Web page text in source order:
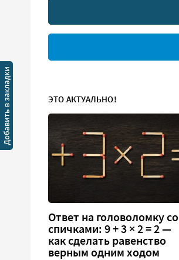
ЭТО АКТУАЛЬНО!
Ответ на головоломку со
спичками: 9 + 3 × 2 = 2 —
как сделать равенство
верным одним ходом